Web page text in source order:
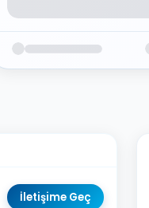
İletişime Geç